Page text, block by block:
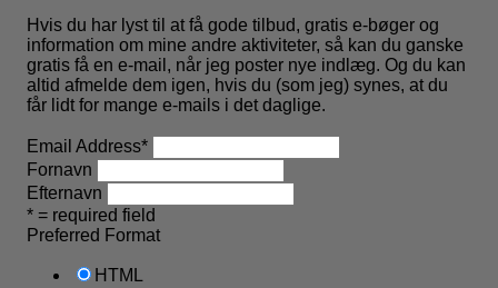
Hvis du har lyst til at få gode tilbud, gratis e-bøger og
information om mine andre aktiviteter, så kan du ganske
gratis få en e-mail, når jeg poster nye indlæg. Og du kan
altid afmelde dem igen, hvis du (som jeg) synes, at du
får lidt for mange e-mails i det daglige.
Email Address*
Fornavn
Efternavn
* = required field
Preferred Format
HTML